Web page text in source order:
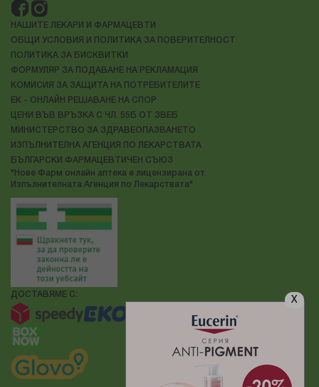
X
НАШИТЕ ЛЕКАРИ И ФАРМАЦЕВТИ
ОБЩИ УСЛОВИЯ И ПОЛИТИКА ЗА ПОВЕРИТЕЛНОСТ
ПОЛИТИКА ЗА БИСКВИТКИ
ФОРМУЛЯР ЗА ПОДАВАНЕ НА РЕКЛАМАЦИЯ
КОМИСИЯ ЗА ЗАЩИТА НА ПОТРЕБИТЕЛИТЕ
ЕК - ОНЛАЙН РЕШАВАНЕ НА СПОР
ЦЕНИ ВЪВ ВРЪЗКА С ЧЛ. 55Б ОТ ЗВЕБ
МИНИСТЕРСТВО ЗА ЗДРАВЕОПАЗВАНЕТО
ИЗПЪЛНИТЕЛНА АГЕНЦИЯ ПО ЛЕКАРСТВАТА
БЪЛГАРСКИ ФАРМАЦЕВТИЧЕН СЪЮЗ
"Нове Фарм онлайн аптека е лицензирана от
Изпълнителната Агенция по Лекарствата"
ДОСТАВЯМЕ С: